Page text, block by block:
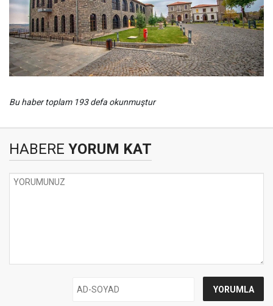
Bu haber toplam 193 defa okunmuştur
HABERE YORUM KAT